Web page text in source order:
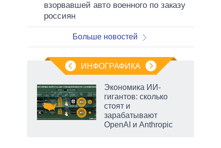
взорвавшей авто военного по заказу
россиян
Больше новостей
ИНФОГРАФИКА
Экономика ИИ-
гигантов: сколько
стоят и
зарабатывают
OpenAI и Anthropic